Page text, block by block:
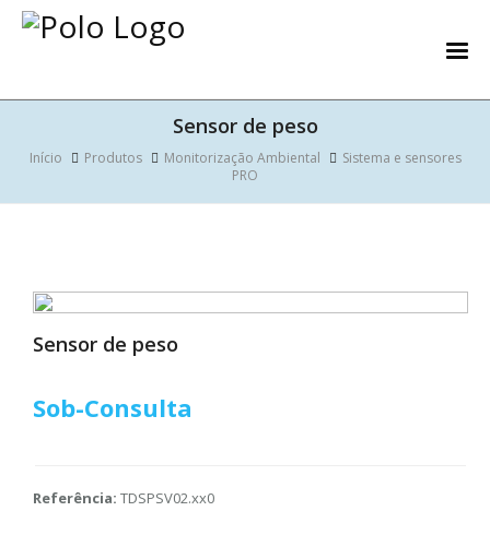
Sensor de peso
Início Produtos Monitorização Ambiental
Sistema e sensores
PRO
Sensor de peso
Sob-Consulta
Referência: TDSPSV02.xx0